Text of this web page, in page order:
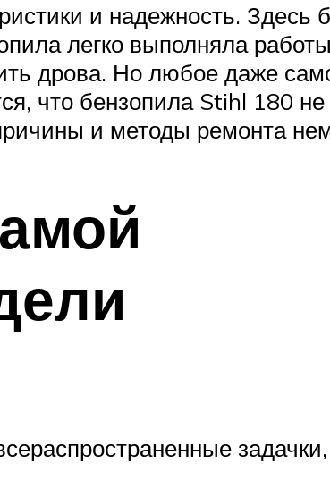
и надежность.
легко выполняла
дрова. Но любое даже
что бензопила Stihl 180
и методы ремонта